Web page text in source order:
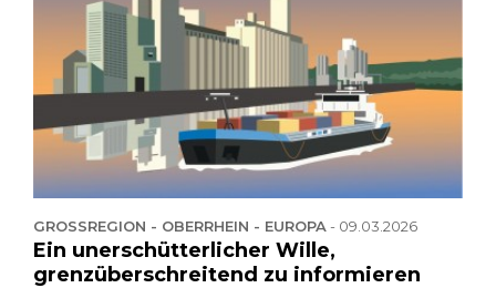
GROSSREGION - OBERRHEIN - EUROPA - 09.03.2026
Ein unerschütterlicher Wille,
grenzüberschreitend zu informieren